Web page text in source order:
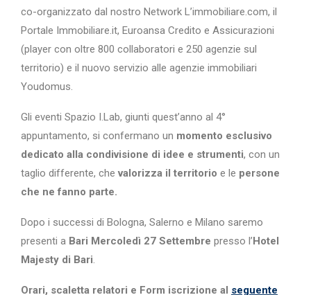
co-organizzato dal nostro Network L’immobiliare.com, il
Portale Immobiliare.it, Euroansa Credito e Assicurazioni
(player con oltre 800 collaboratori e 250 agenzie sul
territorio) e il nuovo servizio alle agenzie immobiliari
Youdomus.
Gli eventi Spazio I.Lab, giunti quest’anno al 4°
appuntamento, si confermano un momento esclusivo
dedicato alla condivisione di idee e strumenti, con un
taglio differente, chevalorizza il territorio e le persone
che ne fanno parte.
Dopo i successi di Bologna, Salerno e Milano saremo
presenti a Bari Mercoledì 27 Settembre presso l’Hotel
Majesty di Bari.
Orari, scaletta relatori e Form iscrizione al seguente